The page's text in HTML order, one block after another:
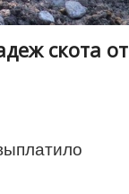
скота от